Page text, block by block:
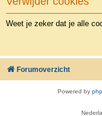
Weet je zeker dat je alle
Forumoverzicht
Powered by